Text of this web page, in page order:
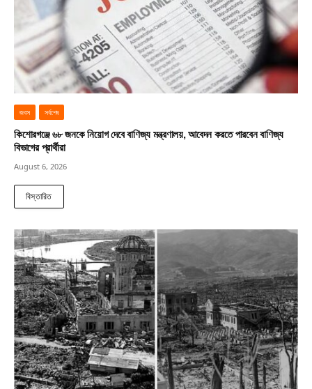
জবস সর্বশেষ
কিশোরগঞ্জে ৬৮ জনকে নিয়োগ দেবে বাণিজ্য মন্ত্রণালয়, আবেদন করতে পারবেন বাণিজ্য
বিভাগের প্রার্থীরা
August 6, 2026
বিস্তারিত